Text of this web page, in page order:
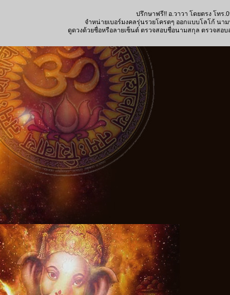
ปรึกษาฟรี!! อ.วาวา โดยตรง โทร
จำหน่ายเบอร์มงคลรุ่นรวยโครตๆ ออกแบบโลโก้ นา
ดูดวงด้วยชื่อหรือลายเซ็นต์ ตรวจสอบชื่อนามสกุล ตรวจสอ